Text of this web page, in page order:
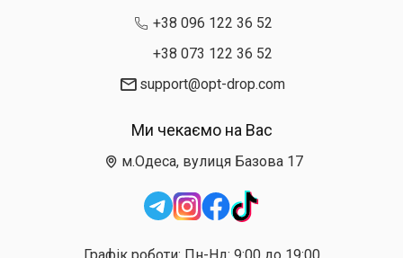
+38 096 122 36 52
+38 073 122 36 52
support@opt-drop.com
Ми чекаємо на Вас
м.Одеса, вулиця Базова 17